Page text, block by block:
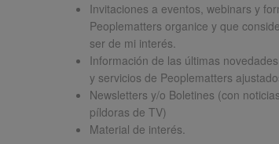
Invitaciones a eventos, webinars y
Peoplematters organice y que
ser de mi interés.
Información de las últimas
y servicios de Peoplematters
Newsletters y/o Boletines (con
píldoras de TV)
Material de interés.